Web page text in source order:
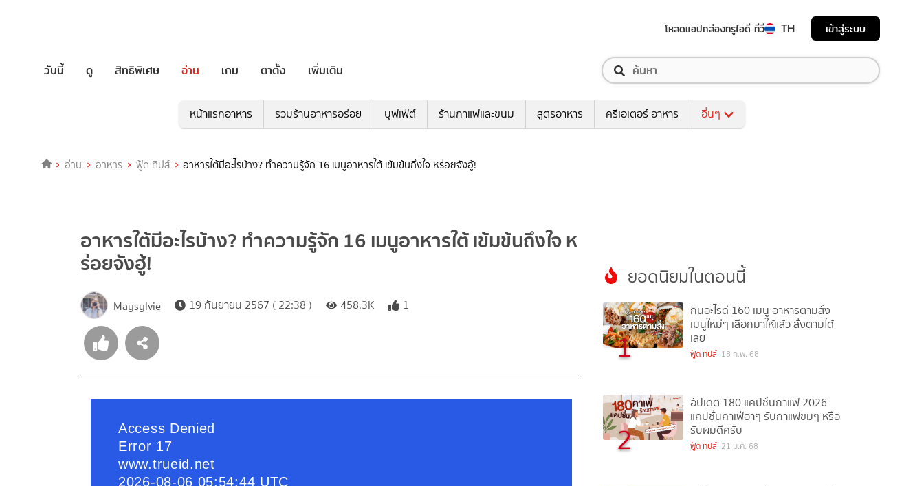
โหลดแอปกล่องทรูไอดี ทีวี TH เข้าสู่ระบบ
วันนี้ ดู สิทธิพิเศษ อ่าน เกม ตาตั้ง เพิ่มเติม
หน้าแรกอาหาร รวมร้านอาหารอร่อย บุฟเฟ่ต์ ร้านกาแฟและขนม สูตรอาหาร ครีเอเตอร์ อาหาร อื่นๆ
อ่าน อาหาร ฟู้ด ทิปส์ อาหารใต้มีอะไรบ้าง? ทำความรู้จัก 16 เมนูอาหารใต้ เข้มข้นถึงใจ หร่อยจังฮู้!
อาหารใต้มีอะไรบ้าง? ทำความรู้จัก 16 เมนูอาหารใต้ เข้มข้นถึงใจ ห
ร่อยจังฮู้!
Maysylvie 19 กันยายน 2567 ( 22:38 ) 458.3K 1
ยอดนิยมในตอนนี้
1
กินอะไรดี 160 เมนู อาหารตามสั่ง
เมนูใหม่ๆ เลือกมาให้แล้ว สั่งตามได้
เลย
ฟู้ด ทิปส์ 18 ก.พ. 68
2
อัปเดต 180 แคปชั่นกาแฟ 2026
แคปชั่นคาเฟ่ฮาๆ รับกาแฟขมๆ หรือ
รับผมดีครับ
ฟู้ด ทิปส์ 21 ม.ค. 68